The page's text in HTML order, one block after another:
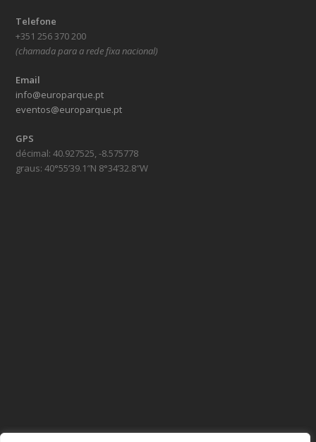
Telefone
+351 256 370 200
(chamada para a rede fixa nacional)
Email
info@europarque.pt
eventos@europarque.pt
GPS
décimal: 40.927525, -8.575778
graus: 40°55’39.1″N 8°34’32.8″W